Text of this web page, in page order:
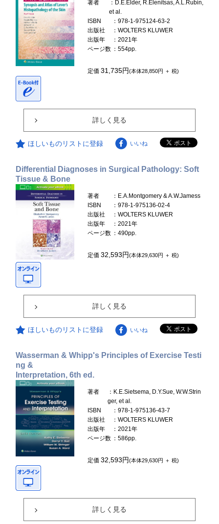
著者
：D.E.Elder, R.Elenitsas, A.L.Rubin,
et al.
ISBN
：978-1-975124-63-2
出版社
：WOLTERS KLUWER
出版年
：2021年
ページ数 ：554pp.
定価31,735円(本体28,850円 ＋ 税)
詳しく見る
ほしいものリストに登録 いいね
Differential Diagnoses in Surgical Pathology: Soft
Tissue & Bone
著者
：E.A.Montgomery & A.W.Jamess
ISBN
：978-1-975136-02-4
出版社
：WOLTERS KLUWER
出版年
：2021年
ページ数 ：490pp.
定価32,593円(本体29,630円 ＋ 税)
詳しく見る
ほしいものリストに登録 いいね
Wasserman & Whipp's Principles of Exercise Testi
ng &
Interpretation, 6th ed.
著者
：K.E.Sietsema, D.Y.Sue, W.W.Strin
ger, et al.
ISBN
：978-1-975136-43-7
出版社
：WOLTERS KLUWER
出版年
：2021年
ページ数 ：586pp.
定価32,593円(本体29,630円 ＋ 税)
詳しく見る